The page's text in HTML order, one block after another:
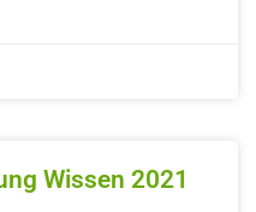
Wissen 2021